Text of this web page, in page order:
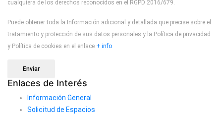
cualquiera de los derechos reconocidos en el RGPD 2016/679.
Puede obtener toda la Información adicional y detallada que precise sobre el
tratamiento y protección de sus datos personales y la Política de privacidad
y Política de cookies en el enlace + info
Enviar
Enlaces de Interés
Información General
Solicitud de Espacios